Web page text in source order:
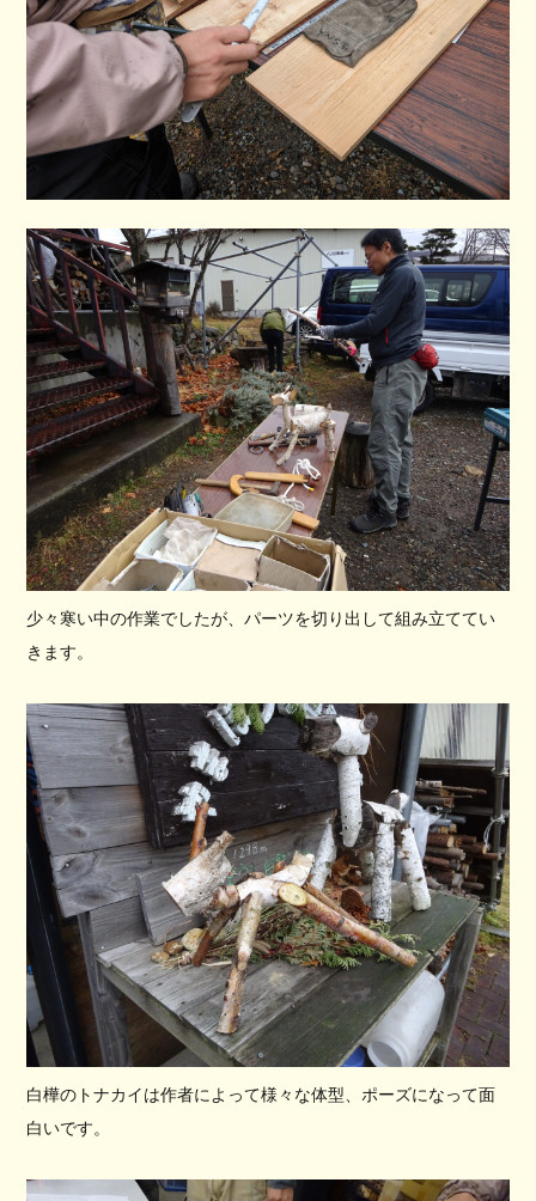
少々寒い中の作業でしたが、パーツを切り出して組み立ててい
きます。
白樺のトナカイは作者によって様々な体型、ポーズになって面
白いです。